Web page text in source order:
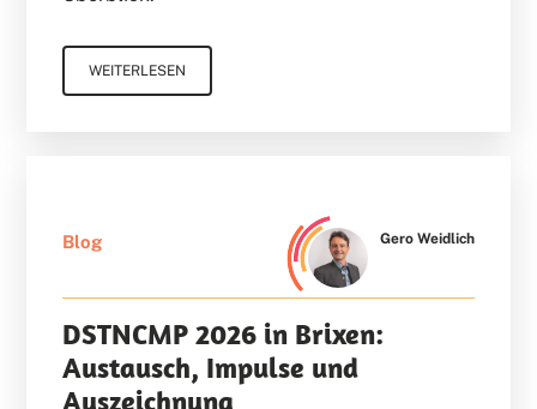
WEITERLESEN
Blog Gero Weidlich
DSTNCMP 2026 in Brixen:
Austausch, Impulse und
Auszeichnung